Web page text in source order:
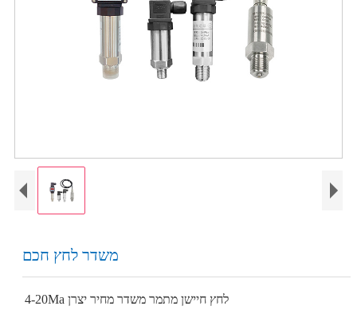
משדר לחץ חכם
4-20Ma לחץ חיישן מתמר משדר מחיר יצרן